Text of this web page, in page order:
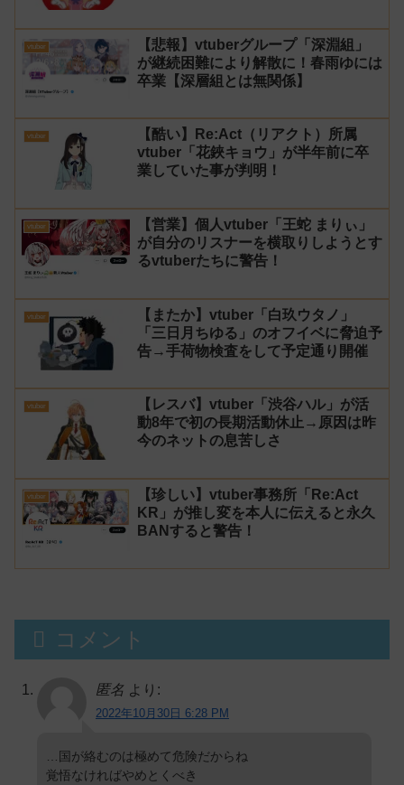
はオススメしないと投稿し叩かれる
vtuber
【悲報】vtuberグループ「深淵組」
が継続困難により解散に！春雨ゆには
卒業【深層組とは無関係】
vtuber
【酷い】Re:Act（リアクト）所属
vtuber「花鋏キョウ」が半年前に卒
業していた事が判明！
vtuber
【営業】個人vtuber「王蛇 まりぃ」
が自分のリスナーを横取りしようとす
るvtuberたちに警告！
vtuber
【またか】vtuber「白玖ウタノ」
「三日月ちゆる」のオフイベに脅迫予
告→手荷物検査をして予定通り開催
vtuber
【レスバ】vtuber「渋谷ハル」が活
動8年で初の長期活動休止→原因は昨
今のネットの息苦しさ
vtuber
【珍しい】vtuber事務所「Re:Act
KR」が推し変を本人に伝えると永久
BANすると警告！
コメント
匿名 より:
2022年10月30日 6:28 PM
…国が絡むのは極めて危険だからね
覚悟なければやめとくべき